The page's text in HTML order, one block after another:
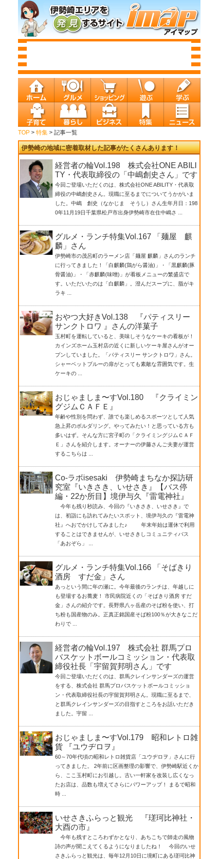
TOP> 特集> 記事一覧
伊勢崎の地域に密着取材した記事がたくさんあります！
経営者の輪Vol.198 株式会社ONE ABILI
TY・代表取締役の「中嶋創史さん」です
今回ご登場いただくのは、株式会社ONE ABILITY・代表取
締役の中嶋創史さん。現職に至るまでについてうかがいま
した。中嶋 創史（なかじま そうし）さん生年月日：198
0年11月19日千葉県松戸市出身伊勢崎市在住中嶋さ ...
グルメ・ランチ特集Vol.167 「麺屋 麒
麟」さん
伊勢崎市の茂呂町のラーメン店「麺屋 麒麟」さんのランチ
に行ってきました！「白麒麟(鶏がら醤油)」・「黒麒麟(豚
骨醤油)」・「赤麒麟(味噌)」が看板メニューの繁盛店で
す。いただいたのは「白麒麟」。澄んだスープに、脂がキ
ラキ ...
おやつ大好きVol.138 『パティスリー
サンクトロワ 』さんの洋菓子
玉村町を運転していると、美味しそうなケーキの看板が！
カインズホーム玉村店の近くに新しいケーキ屋さんがオー
プンしていました。「パティスリー サンクトロワ」さん。
シャーベットブルーの扉がとっても素敵な雰囲気です。生
ケーキの ...
おじゃましま〜すVol.180 『クライミン
グジムＣＡＦＥ』
年齢や性別を問わず、誰でも楽しめるスポーツとして人気
急上昇のボルダリング。やってみたい！と思っている方も
多いはず。そんな方に宮子町の「クライミングジムＣＡＦ
Ｅ」さんを紹介します。オーナーの伊藤さんご夫妻が運営
するこちらは ...
Co-ラボisesaki 伊勢崎まちなか探訪研
究室『いきさき、いせさき』【バス停
編・22か所目】境伊与久『雷電神社』
今年も残り秒読み、今回の『いきさき、いせさき』で
は、初詣にも訪れてみたいスポット、境伊与久の『雷電神
社』へおでかけしてみました♪ 年末年始は運休で利用
することはできませんが、いせさきしコミュニティバス
「あおぞら」 ...
グルメ・ランチ特集Vol.166 「そばきり
酒房 すだ金」さん
あっという間に年の瀬に。今年最後のランチは、年越しに
も登場するお蕎麦！ 市民病院近くの「そばきり酒房 すだ
金」さんの紹介です。長野県八ヶ岳産のそば粉を使い、打
ち粉も国産物のみ。正真正銘国産そば粉100％が大きなこだ
わりで ...
経営者の輪Vol.197 株式会社 群馬プロ
バスケットボールコミッション・代表取
締役社長「宇留賀邦明さん」です
今回ご登場いただくのは、群馬クレインサンダーズの運営
をする、株式会社 群馬プロバスケットボールコミッショ
ン・代表取締役社長の宇留賀邦明さん。現職に至るまで、
と群馬クレインサンダーズの目指すところをお話いただき
ました。宇留 ...
おじゃましま〜すVol.179 昭和レトロ雑
貨 『ユウヂロヲ』
60～70年代頃の昭和レトロ雑貨店「ユウヂロヲ」さんに行
ってきました。 2年前に区画整理の影響で、伊勢崎駅近くか
ら、ここ玉村町にお引越し。古い一軒家を改装し広くなっ
たお店は、品数も増えてさらにパワーアップ！ まるで昭和
時 ...
いせさきふらっと観光 『瑳珂比神社・
大酉の市』
今年も残すところわずかとなり、あちこちで師走の風物
詩の声が聞こえてくるようになりましたね！ 今回のいせ
さきふらっと観光は、毎年12月10日に境町にある瑳珂比神